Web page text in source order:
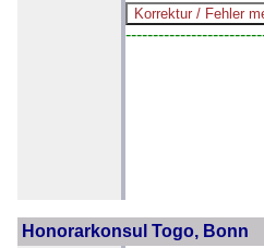
Honorarkonsul Togo, Bonn